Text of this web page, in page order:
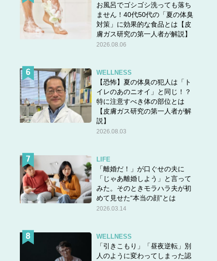
お風呂でゴシゴシ洗っても落ち
ません！40代50代の「夏の体臭
対策」に効果的な食品とは【皮
膚ガス研究の第一人者が解説】
2026.08.06
WELLNESS
【恐怖】夏の体臭の犯人は「ト
イレのあのニオイ」と同じ！？
特に注意すべき体の部位とは
【皮膚ガス研究の第一人者が解
説】
2026.08.03
LIFE
「離婚だ！」が口ぐせの夫に
「じゃあ離婚しよう」と言って
みた。そのときモラハラ夫が初
めて見せた“本当の顔”とは
2026.03.14
WELLNESS
「引きこもり」「昼夜逆転」別
人のように変わってしまった認